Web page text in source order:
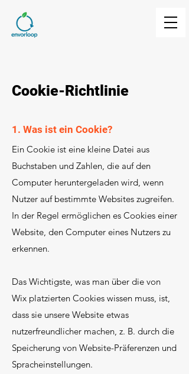
Cookie-Richtlinie
1. Was ist ein Cookie?
Ein Cookie ist eine kleine Datei aus
Buchstaben und Zahlen, die auf den
Computer heruntergeladen wird, wenn
Nutzer auf bestimmte Websites zugreifen.
In der Regel ermöglichen es Cookies einer
Website, den Computer eines Nutzers zu
erkennen.
Das Wichtigste, was man über die von
Wix platzierten Cookies wissen muss, ist,
dass sie unsere Website etwas
nutzerfreundlicher machen, z. B. durch die
Speicherung von Website-Präferenzen und
Spracheinstellungen.